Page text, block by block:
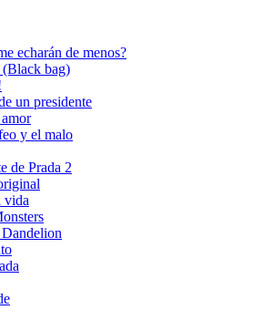
echarán de menos?
bag)
un presidente
y el malo
de Prada 2
vida